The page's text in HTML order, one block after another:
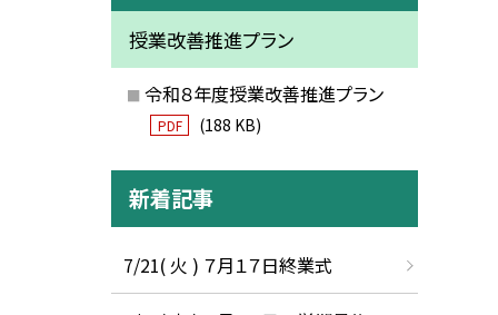
授業改善推進プラン
令和８年度授業改善推進プラン
PDF (188 KB)
新着記事
7/21( 火 ) ７月１７日終業式